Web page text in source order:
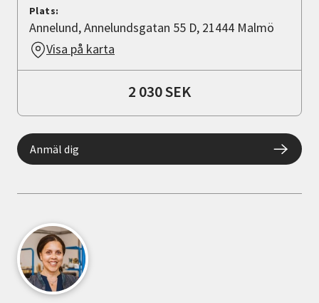
Plats:
Annelund, Annelundsgatan 55 D, 21444 Malmö
Visa på karta
2 030 SEK
Anmäl dig